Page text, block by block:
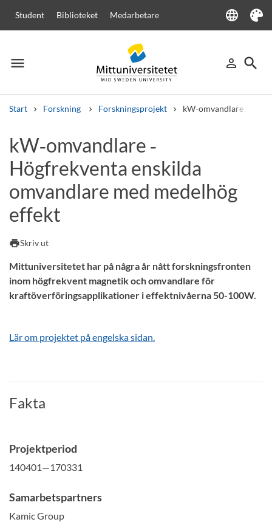
Student Biblioteket Medarbetare language
Language
Tema
menu
Meny person_outline
Logga in
search
Sök
Start Forskning Forskningsprojekt kW-omvandlare -
Andra söktjänster
Kurser och programKursplaner Välkomstbrev
Lediga jobb
kW‑omvandlare ‑
Högfrekventa enskilda
omvandlare med medelhög
effekt
printSkriv ut
Mittuniversitetet har på några år nått forskningsfronten
inom högfrekvent magnetik och omvandlare för
kraftöverföringsapplikationer i effektnivåerna 50-100W.
Lär om projektet på engelska sidan.
Fakta
Projektperiod
140401—170331
Samarbetspartners
Kamic Group